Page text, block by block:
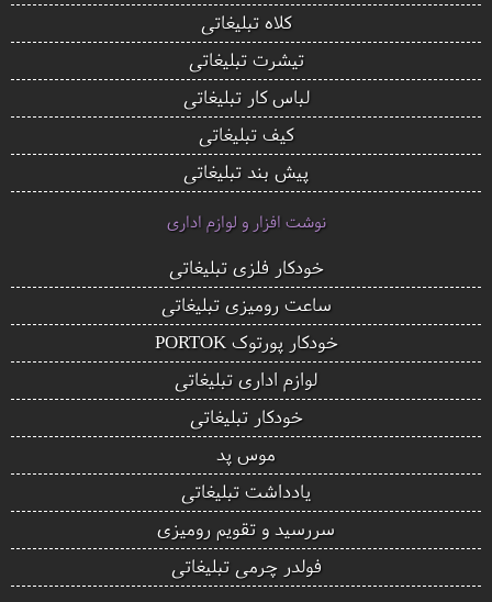
کلاه تبلیغاتی
تیشرت تبلیغاتی
لباس کار تبلیغاتی
کیف تبلیغاتی
پیش بند تبلیغاتی
نوشت افزار و لوازم اداری
خودکار فلزی تبلیغاتی
ساعت رومیزی تبلیغاتی
خودکار پورتوک PORTOK
لوازم اداری تبلیغاتی
خودکار تبلیغاتی
موس پد
یادداشت تبلیغاتی
سررسید و تقویم رومیزی
فولدر چرمی تبلیغاتی